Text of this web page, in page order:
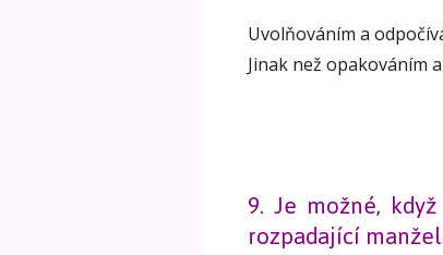
Uvolňováním a
Jinak než opakováním
9. Je možné,
rozpadající